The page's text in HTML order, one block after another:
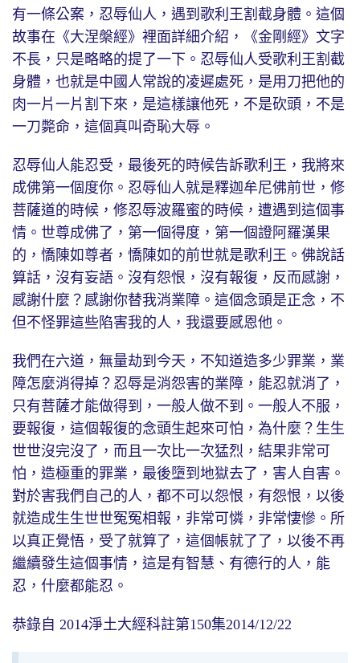
有一條公案，忍辱仙人，遇到歌利王割截身體。這個
故事在《大涅槃經》裡面詳細介紹，《金剛經》文字
不長，只是略略的提了一下。忍辱仙人受歌利王割截
身體，也就是中國人常說的凌遲處死，是用刀把他的
肉一片一片割下來，是這樣讓他死，不是砍頭，不是
一刀斃命，這個真叫奇恥大辱。
忍辱仙人能忍受，最後死的時候告訴歌利王，我將來
成佛第一個度你。忍辱仙人就是釋迦牟尼佛前世，修
菩薩道的時候，修忍辱波羅蜜的時候，遭遇到這個事
情。世尊成佛了，第一個得度，第一個證阿羅漢果
的，憍陳如尊者，憍陳如的前世就是歌利王。佛說話
算話，沒有妄語。沒有怨恨，沒有報復，反而感謝，
感謝什麼？感謝你替我消業障。這個念頭是正念，不
但不怪罪這些陷害我的人，我還要感恩他。
我們在六道，無量劫到今天，不知道造多少罪業，業
障怎麼消得掉？忍辱是消怨害的業障，能忍就消了，
只有菩薩才能做得到，一般人做不到。一般人不服，
要報復，這個報復的念頭生起來可怕，為什麼？生生
世世沒完沒了，而且一次比一次猛烈，結果非常可
怕，造極重的罪業，最後墮到地獄去了，害人自害。
對於害我們自己的人，都不可以怨恨，有怨恨，以後
就造成生生世世冤冤相報，非常可憐，非常悽慘。所
以真正覺悟，受了就算了，這個帳就了了，以後不再
繼續發生這個事情，這是有智慧、有德行的人，能
忍，什麼都能忍。
恭錄自 2014淨土大經科註第150集2014/12/22